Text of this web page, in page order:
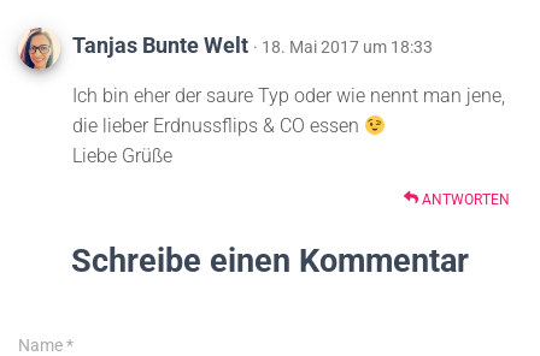
Tanjas Bunte Welt · 18. Mai 2017 um 18:33
Ich bin eher der saure Typ oder wie nennt man jene,
die lieber Erdnussflips & CO essen
Liebe Grüße
ANTWORTEN
Schreibe einen Kommentar
Name*